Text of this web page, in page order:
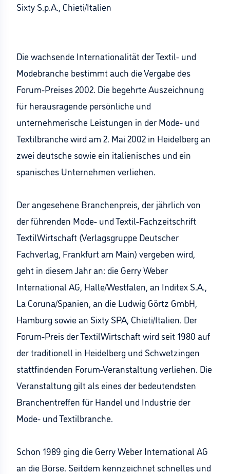
Sixty S.p.A., Chieti/Italien
Die wachsende Internationalität der Textil- und
Modebranche bestimmt auch die Vergabe des
Forum-Preises 2002. Die begehrte Auszeichnung
für herausragende persönliche und
unternehmerische Leistungen in der Mode- und
Textilbranche wird am 2. Mai 2002 in Heidelberg an
zwei deutsche sowie ein italienisches und ein
spanisches Unternehmen verliehen.
Der angesehene Branchenpreis, der jährlich von
der führenden Mode- und Textil-Fachzeitschrift
TextilWirtschaft (Verlagsgruppe Deutscher
Fachverlag, Frankfurt am Main) vergeben wird,
geht in diesem Jahr an: die Gerry Weber
International AG, Halle/Westfalen, an Inditex S.A.,
La Coruna/Spanien, an die Ludwig Görtz GmbH,
Hamburg sowie an Sixty SPA, Chieti/Italien. Der
Forum-Preis der TextilWirtschaft wird seit 1980 auf
der traditionell in Heidelberg und Schwetzingen
stattfindenden Forum-Veranstaltung verliehen. Die
Veranstaltung gilt als eines der bedeutendsten
Branchentreffen für Handel und Industrie der
Mode- und Textilbranche.
Schon 1989 ging die Gerry Weber International AG
an die Börse. Seitdem kennzeichnet schnelles und